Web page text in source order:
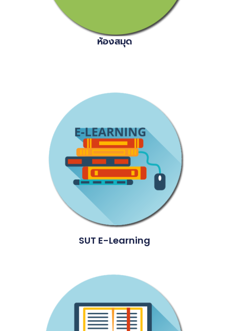
ห้องสมุด
SUT E-Learning